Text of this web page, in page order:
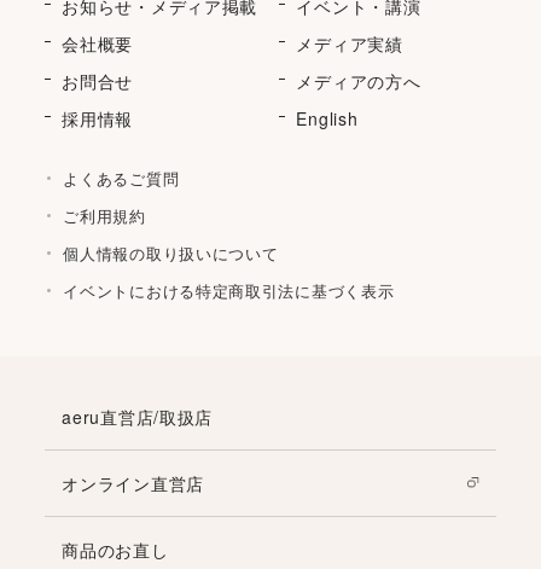
お知らせ・メディア掲載
イベント・講演
会社概要
メディア実績
お問合せ
メディアの方へ
採用情報
English
よくあるご質問
ご利用規約
個人情報の取り扱いについて
イベントにおける特定商取引法に基づく表示
aeru直営店/取扱店
オンライン直営店
商品のお直し